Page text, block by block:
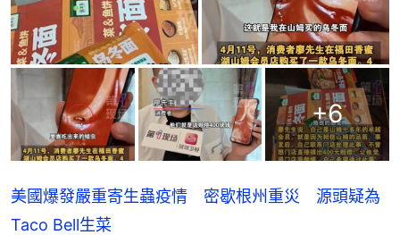
+6
美國爆發嚴重寄生蟲疫情 密歇根州重災 源頭疑為
Taco Bell生菜